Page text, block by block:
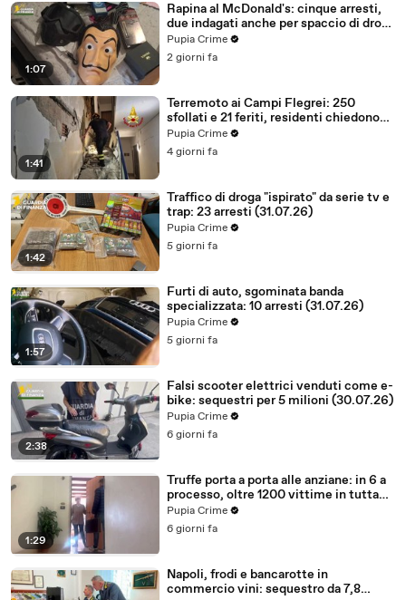
1:07
Rapina al McDonald's: cinque arresti,
due indagati anche per spaccio di droga
(03.08.26)
Pupia Crime
2 giorni fa
1:41
Terremoto ai Campi Flegrei: 250
sfollati e 21 feriti, residenti chiedono
certezze sul futuro (01.08.26)
Pupia Crime
4 giorni fa
1:42
Traffico di droga "ispirato" da serie tv e
trap: 23 arresti (31.07.26)
Pupia Crime
5 giorni fa
1:57
Furti di auto, sgominata banda
specializzata: 10 arresti (31.07.26)
Pupia Crime
5 giorni fa
2:38
Falsi scooter elettrici venduti come e-
bike: sequestri per 5 milioni (30.07.26)
Pupia Crime
6 giorni fa
1:29
Truffe porta a porta alle anziane: in 6 a
processo, oltre 1200 vittime in tutta
Italia (30.07.26)
Pupia Crime
6 giorni fa
Napoli, frodi e bancarotte in
commercio vini: sequestro da 7,8